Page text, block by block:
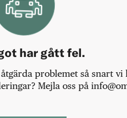
har gått fel.
problemet så snart vi
Mejla oss på